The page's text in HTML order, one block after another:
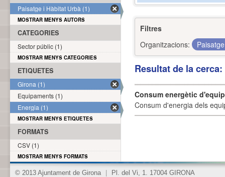
Filtres
Organitzacions:
Resultat de la
Consum energètic
Consum d'energia dels
Paisatge i Hàbitat Urbà (1)
MOSTRAR MENYS AUTORS
CATEGORIES
Sector públic (1)
MOSTRAR MENYS CATEGORIES
ETIQUETES
Girona (1)
Equipaments (1)
Energia (1)
MOSTRAR MENYS ETIQUETES
FORMATS
CSV (1)
MOSTRAR MENYS FORMATS
© 2013 Ajuntament de Girona Pl. del Vi, 1. 17004 GIRONA